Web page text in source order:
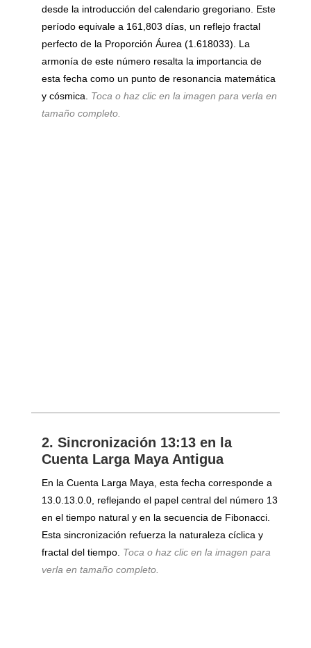
desde la introducción del calendario gregoriano. Este
período equivale a 161,803 días, un reflejo fractal
perfecto de la Proporción Áurea (1.618033). La
armonía de este número resalta la importancia de
esta fecha como un punto de resonancia matemática
y cósmica. Toca o haz clic en la imagen para verla en
tamaño completo.
2. Sincronización 13:13 en la
Cuenta Larga Maya Antigua
En la Cuenta Larga Maya, esta fecha corresponde a
13.0.13.0.0, reflejando el papel central del número 13
en el tiempo natural y en la secuencia de Fibonacci.
Esta sincronización refuerza la naturaleza cíclica y
fractal del tiempo. Toca o haz clic en la imagen para
verla en tamaño completo.